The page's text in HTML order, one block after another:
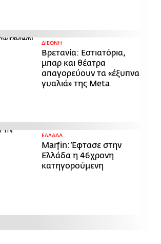
ΔΙΕΘΝΗ
Βρετανία: Εστιατόρια,
μπαρ και θέατρα
απαγορεύουν τα «έξυπνα
γυαλιά» της Meta
ΕΛΛΑΔΑ
Marfin: Έφτασε στην
Ελλάδα η 46χρονη
κατηγορούμενη